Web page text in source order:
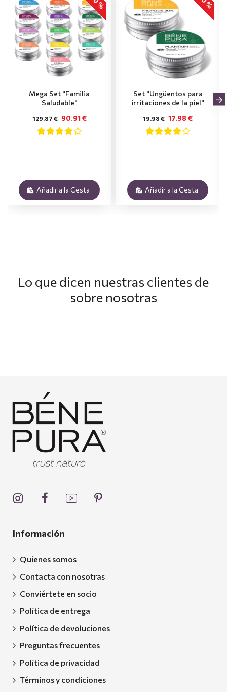
Mega Set "Familia
Saludable"
90.91 €
129.87 €
Añadir a la Cesta
Set "Ungüentos para
irritaciones de la piel"
17.98 €
19.98 €
Añadir a la Cesta
Lo que dicen nuestras clientes de
sobre nosotras
Información
Quienes somos
Contacta con nosotras
Conviértete en socio
Política de entrega
Política de devoluciones
Preguntas frecuentes
Política de privacidad
Términos y condiciones